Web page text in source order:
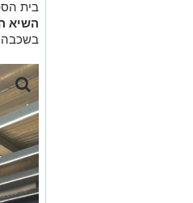
בית
השיא